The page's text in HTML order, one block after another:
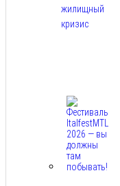
жилищный
кризис